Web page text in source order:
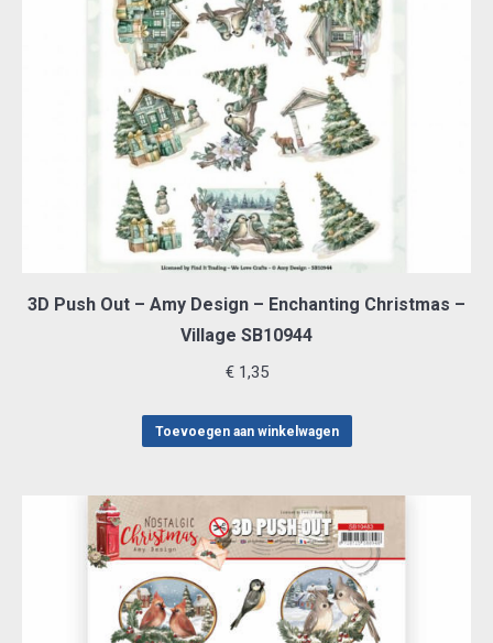
3D Push Out – Amy Design – Enchanting Christmas –
Village SB10944
€1,35
Toevoegen aan winkelwagen